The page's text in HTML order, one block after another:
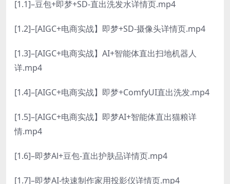
[1.1]–豆包+即梦+SD-直出洗发水详情页.mp4
[1.2]–[AIGC+电商实战】即梦+SD-摄像头详情页.mp4
[1.3]–[AIGC+电商实战】AI+智能体直出扫地机器人
详.mp4
[1.4]–[AIGC+电商实战】即梦+ComfyUI直出洗发.mp4
[1.5]–[AIGC+电商实战】即梦AI+智能体直出猫粮详
情.mp4
[1.6]–即梦Al+豆包-直出护肤品详情页.mp4
[1.7]–即梦AI-快速制作家用投影仪详情页.mp4